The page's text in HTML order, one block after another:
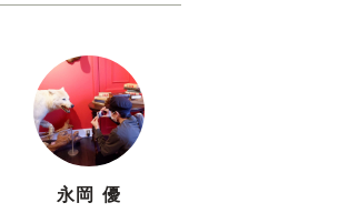
永岡 優